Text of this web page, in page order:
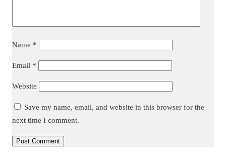
Name *
Email *
Website
Save my name, email, and website in this browser for the
next time I comment.